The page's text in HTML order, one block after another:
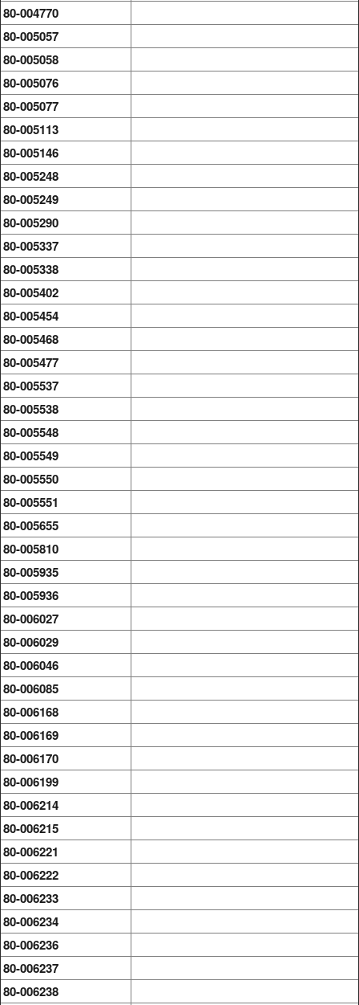
80-004770
80-005057
80-005058
80-005076
80-005077
80-005113
80-005146
80-005248
80-005249
80-005290
80-005337
80-005338
80-005402
80-005454
80-005468
80-005477
80-005537
80-005538
80-005548
80-005549
80-005550
80-005551
80-005655
80-005810
80-005935
80-005936
80-006027
80-006029
80-006046
80-006085
80-006168
80-006169
80-006170
80-006199
80-006214
80-006215
80-006221
80-006222
80-006233
80-006234
80-006236
80-006237
80-006238